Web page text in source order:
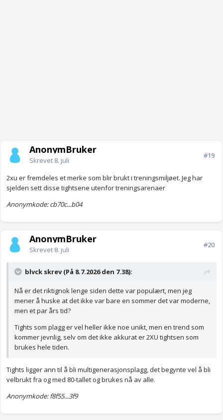
AnonymBruker
Skrevet 8. juli
#19
2xu er fremdeles et merke som blir brukt i treningsmiljøet. Jeg har
sjelden sett disse tightsene utenfor treningsarenaer
Anonymkode: cb70c...b04
AnonymBruker
Skrevet 8. juli
#20
blvck skrev (På 8.7.2026 den 7.38):
Nå er det riktignok lenge siden dette var populært, men jeg
mener å huske at det ikke var bare en sommer det var moderne,
men et par års tid?
Tights som plagg er vel heller ikke noe unikt, men en trend som
kommer jevnlig, selv om det ikke akkurat er 2XU tightsen som
brukes hele tiden.
Tights ligger ann til å bli multigenerasjonsplagg, det begynte vel å bli
velbrukt fra og med 80-tallet og brukes nå av alle.
Anonymkode: f8f55...3f9